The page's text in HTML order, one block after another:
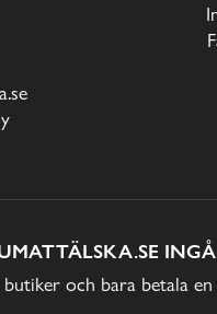
och bara betala